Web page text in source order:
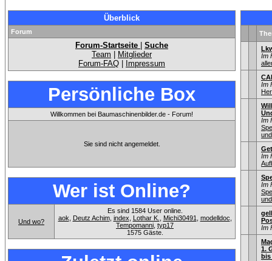
Überblick
Forum
Forum-Startseite
Suche
Team
Mitglieder
Forum-FAQ
Impressum
Persönliche Box
Willkommen bei Baumaschinenbilder.de - Forum!
Sie sind nicht angemeldet.
Wer ist Online?
Und wo?
Es sind 1584 User online.
aok
Deutz Achim, index Lothar K. Michi30491 modelldoc
Tempomanni typ17
1575 Gäste.
Im
Im
Im
Im
Im
Im
1.
bis